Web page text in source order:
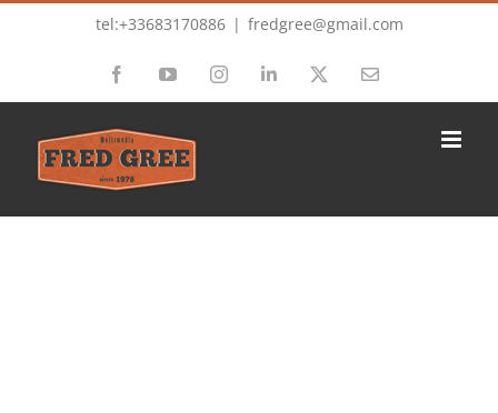
tel:+33683170886 | fredgree@gmail.com
FacebookYouTubeInstagramLinkedIn Email